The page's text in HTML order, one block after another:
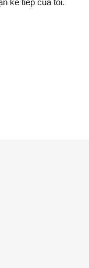
kế tiếp của tôi.